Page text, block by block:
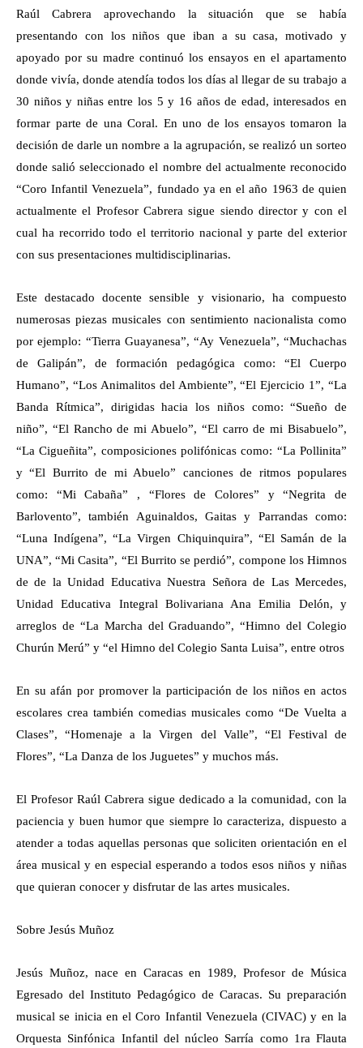
Raúl Cabrera aprovechando la situación que se había
presentando con los niños que iban a su casa, motivado y
apoyado por su madre continuó los ensayos en el apartamento
donde vivía, donde atendía todos los días al llegar de su trabajo a
30 niños y niñas entre los 5 y 16 años de edad, interesados en
formar parte de una Coral. En uno de los ensayos tomaron la
decisión de darle un nombre a la agrupación, se realizó un sorteo
donde salió seleccionado el nombre del actualmente reconocido
“Coro Infantil Venezuela”, fundado ya en el año 1963 de quien
actualmente el Profesor Cabrera sigue siendo director y con el
cual ha recorrido todo el territorio nacional y parte del exterior
con sus presentaciones multidisciplinarias.
Este destacado docente sensible y visionario, ha compuesto
numerosas piezas musicales con sentimiento nacionalista como
por ejemplo: “Tierra Guayanesa”, “Ay Venezuela”, “Muchachas
de Galipán”, de formación pedagógica como: “El Cuerpo
Humano”, “Los Animalitos del Ambiente”, “El Ejercicio 1”, “La
Banda Rítmica”, dirigidas hacia los niños como: “Sueño de
niño”, “El Rancho de mi Abuelo”, “El carro de mi Bisabuelo”,
“La Cigueñita”, composiciones polifónicas como: “La Pollinita”
y “El Burrito de mi Abuelo” canciones de ritmos populares
como: “Mi Cabaña” , “Flores de Colores” y “Negrita de
Barlovento”, también Aguinaldos, Gaitas y Parrandas como:
“Luna Indígena”, “La Virgen Chiquinquira”, “El Samán de la
UNA”, “Mi Casita”, “El Burrito se perdió”, compone los Himnos
de de la Unidad Educativa Nuestra Señora de Las Mercedes,
Unidad Educativa Integral Bolivariana Ana Emilia Delón, y
arreglos de “La Marcha del Graduando”, “Himno del Colegio
Churún Merú” y “el Himno del Colegio Santa Luisa”, entre otros
En su afán por promover la participación de los niños en actos
escolares crea también comedias musicales como “De Vuelta a
Clases”, “Homenaje a la Virgen del Valle”, “El Festival de
Flores”, “La Danza de los Juguetes” y muchos más.
El Profesor Raúl Cabrera sigue dedicado a la comunidad, con la
paciencia y buen humor que siempre lo caracteriza, dispuesto a
atender a todas aquellas personas que soliciten orientación en el
área musical y en especial esperando a todos esos niños y niñas
que quieran conocer y disfrutar de las artes musicales.
Sobre Jesús Muñoz
Jesús Muñoz, nace en Caracas en 1989, Profesor de Música
Egresado del Instituto Pedagógico de Caracas. Su preparación
musical se inicia en el Coro Infantil Venezuela (CIVAC) y en la
Orquesta Sinfónica Infantil del núcleo Sarría como 1ra Flauta